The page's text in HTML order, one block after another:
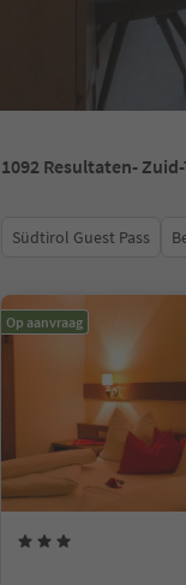
1092 Resultaten- Zuid-
Südtirol Guest Pass
Op aanvraag